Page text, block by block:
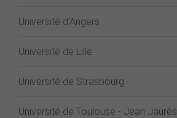
Université d'Angers
Université de Lille
Université de Strasbourg
Université de Toulouse - Jean Jaurès